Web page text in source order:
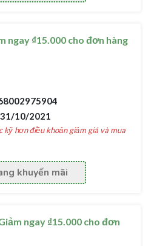
ngay ₫15.000 cho đơn hàng
10/2021
hơn điều khoản giảm giá và mua
khuyến mãi
ngay ₫15.000 cho đơn